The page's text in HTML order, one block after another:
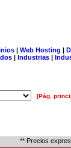
| Web Hosting |
| Industrias |
[Pág.
** Precios